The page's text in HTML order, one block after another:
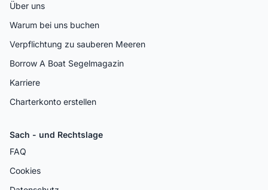
Über uns
Warum bei uns buchen
Verpflichtung zu sauberen Meeren
Borrow A Boat Segelmagazin
Karriere
Charterkonto erstellen
Sach - und Rechtslage
FAQ
Cookies